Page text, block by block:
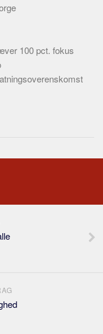
100 pct. fokus